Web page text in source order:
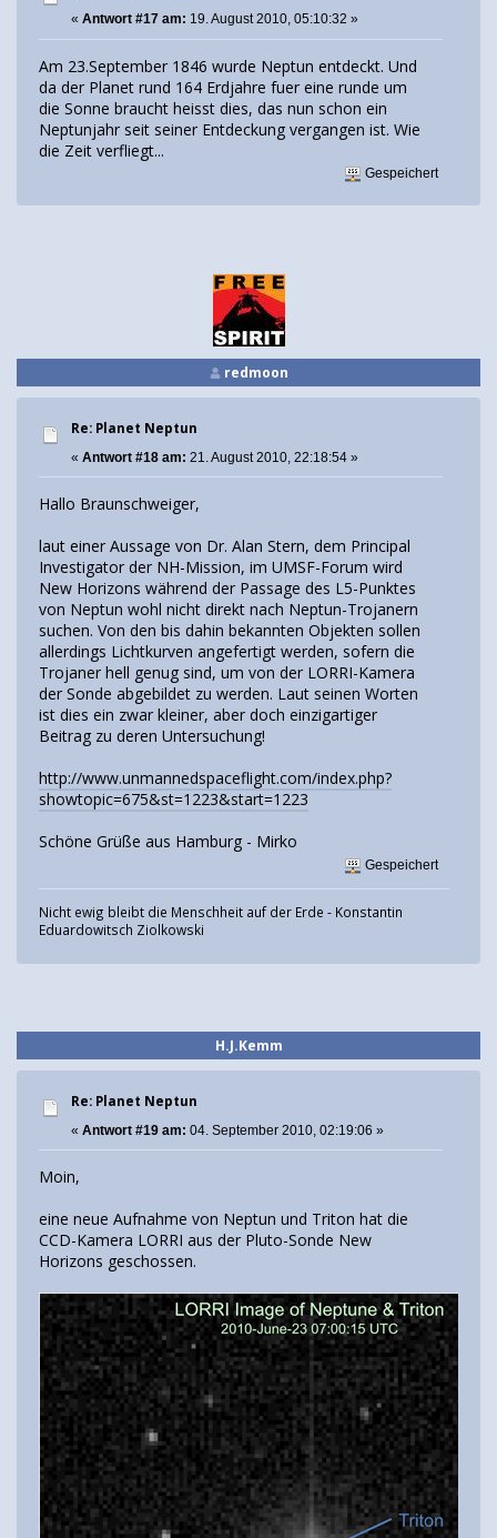
« Antwort #17 am: 19. August 2010, 05:10:32 »
Am 23.September 1846 wurde Neptun entdeckt. Und
da der Planet rund 164 Erdjahre fuer eine runde um
die Sonne braucht heisst dies, das nun schon ein
Neptunjahr seit seiner Entdeckung vergangen ist. Wie
die Zeit verfliegt...
Gespeichert
redmoon
Re: Planet Neptun
« Antwort #18 am: 21. August 2010, 22:18:54 »
Hallo Braunschweiger,
laut einer Aussage von Dr. Alan Stern, dem Principal
Investigator der NH-Mission, im UMSF-Forum wird
New Horizons während der Passage des L5-Punktes
von Neptun wohl nicht direkt nach Neptun-Trojanern
suchen. Von den bis dahin bekannten Objekten sollen
allerdings Lichtkurven angefertigt werden, sofern die
Trojaner hell genug sind, um von der LORRI-Kamera
der Sonde abgebildet zu werden. Laut seinen Worten
ist dies ein zwar kleiner, aber doch einzigartiger
Beitrag zu deren Untersuchung!
http://www.unmannedspaceflight.com/index.php?
showtopic=675&st=1223&start=1223
Schöne Grüße aus Hamburg - Mirko
Gespeichert
Nicht ewig bleibt die Menschheit auf der Erde - Konstantin
Eduardowitsch Ziolkowski
H.J.Kemm
Re: Planet Neptun
« Antwort #19 am: 04. September 2010, 02:19:06 »
Moin,
eine neue Aufnahme von Neptun und Triton hat die
CCD-Kamera LORRI aus der Pluto-Sonde New
Horizons geschossen.